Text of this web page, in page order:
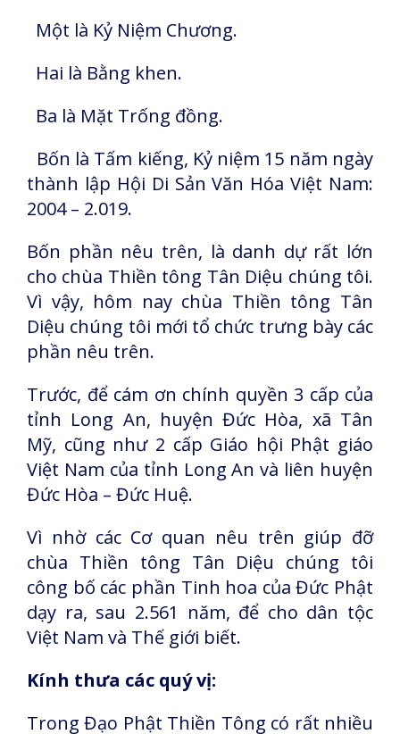
Một là Kỷ Niệm Chương.
Hai là Bằng khen.
Ba là Mặt Trống đồng.
Bốn là Tấm kiếng, Kỷ niệm 15 năm ngày
thành lập Hội Di Sản Văn Hóa Việt Nam:
2004 – 2.019.
Bốn phần nêu trên, là danh dự rất lớn
cho chùa Thiền tông Tân Diệu chúng tôi.
Vì vậy, hôm nay chùa Thiền tông Tân
Diệu chúng tôi mới tổ chức trưng bày các
phần nêu trên.
Trước, để cám ơn chính quyền 3 cấp của
tỉnh Long An, huyện Đức Hòa, xã Tân
Mỹ, cũng như 2 cấp Giáo hội Phật giáo
Việt Nam của tỉnh Long An và liên huyện
Đức Hòa – Đức Huệ.
Vì nhờ các Cơ quan nêu trên giúp đỡ
chùa Thiền tông Tân Diệu chúng tôi
công bố các phần Tinh hoa của Đức Phật
dạy ra, sau 2.561 năm, để cho dân tộc
Việt Nam và Thế giới biết.
Kính thưa các quý vị:
Trong Đạo Phật Thiền Tông có rất nhiều